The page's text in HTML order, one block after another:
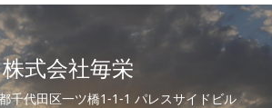
株式会社毎栄
千代田区一ツ橋1-1-1 パレスサイドビル